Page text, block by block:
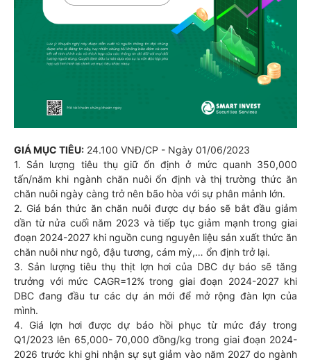
GIÁ MỤC TIÊU: 24.100 VNĐ/CP - Ngày 01/06/2023
1. Sản lượng tiêu thụ giữ ổn định ở mức quanh 350,000
tấn/năm khi ngành chăn nuôi ổn định và thị trường thức ăn
chăn nuôi ngày càng trở nên bão hòa với sự phân mảnh lớn.
2. Giá bán thức ăn chăn nuôi được dự báo sẽ bắt đầu giảm
dần từ nửa cuối năm 2023 và tiếp tục giảm mạnh trong giai
đoạn 2024-2027 khi nguồn cung nguyên liệu sản xuất thức ăn
chăn nuôi như ngô, đậu tương, cám mỳ,… ổn định trở lại.
3. Sản lượng tiêu thụ thịt lợn hơi của DBC dự báo sẽ tăng
trưởng với mức CAGR=12% trong giai đoạn 2024-2027 khi
DBC đang đầu tư các dự án mới để mở rộng đàn lợn của
mình.
4. Giá lợn hơi được dự báo hồi phục từ mức đáy trong
Q1/2023 lên 65,000- 70,000 đồng/kg trong giai đoạn 2024-
2026 trước khi ghi nhận sự sụt giảm vào năm 2027 do ngành